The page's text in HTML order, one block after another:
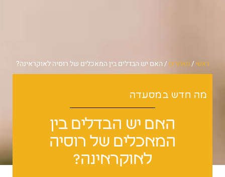
ראשי /מאמרים /האם יש הבדלים בין המאכלים של רוסיה לאוקראינה?
מה חדש במסעדה
האם יש הבדלים בין
המאכלים של רוסיה
לאוקראינה?